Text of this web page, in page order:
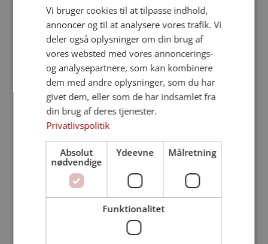
Vi bruger cookies til at tilpasse indhold,
annoncer og til at analysere vores trafik. Vi
deler også oplysninger om din brug af
vores websted med vores annoncerings-
og analysepartnere, som kan kombinere
dem med andre oplysninger, som du har
givet dem, eller som de har indsamlet fra
din brug af deres tjenester.
Privatlivspolitik
Absolut
nødvendige
Ydeevne Målretning
Funktionalitet